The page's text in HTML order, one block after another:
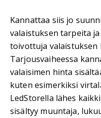
Kannattaa siis jo
valaistuksen tarpeita
toivottuja
Tarjousvaiheessa
valaisimen hinta
kuten esimerkiksi
LedStorella lähes
sisältyy muuntaja,